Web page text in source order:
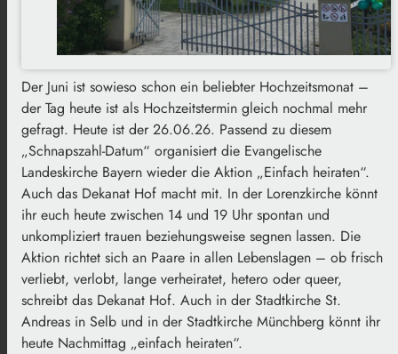
Der Juni ist sowieso schon ein beliebter Hochzeitsmonat –
der Tag heute ist als Hochzeitstermin gleich nochmal mehr
gefragt. Heute ist der 26.06.26. Passend zu diesem
„Schnapszahl-Datum“ organisiert die Evangelische
Landeskirche Bayern wieder die Aktion „Einfach heiraten“.
Auch das Dekanat Hof macht mit. In der Lorenzkirche könnt
ihr euch heute zwischen 14 und 19 Uhr spontan und
unkompliziert trauen beziehungsweise segnen lassen. Die
Aktion richtet sich an Paare in allen Lebenslagen – ob frisch
verliebt, verlobt, lange verheiratet, hetero oder queer,
schreibt das Dekanat Hof. Auch in der Stadtkirche St.
Andreas in Selb und in der Stadtkirche Münchberg könnt ihr
heute Nachmittag „einfach heiraten“.